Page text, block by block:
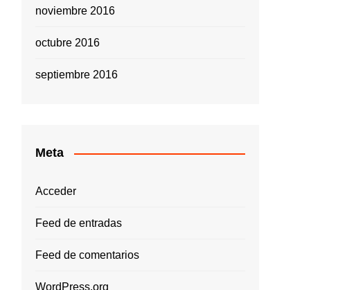
noviembre 2016
octubre 2016
septiembre 2016
Meta
Acceder
Feed de entradas
Feed de comentarios
WordPress.org